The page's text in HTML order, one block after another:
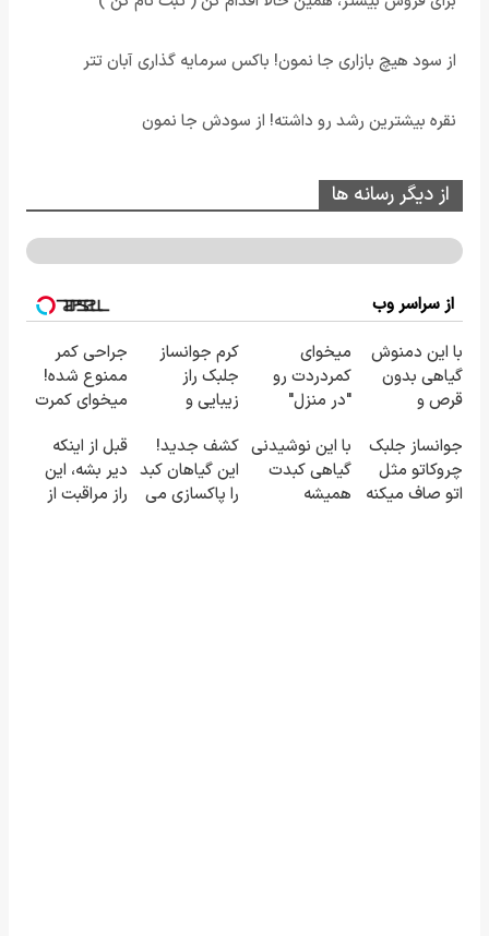
از سود هیچ بازاری جا نمون! باکس سرمایه گذاری آبان تتر
نقره بیشترین رشد رو داشته! از سودش جا نمون
از دیگر رسانه ها
از سراسر وب
با این دمنوش
گیاهی بدون
قرص و
شیمیایی کبدت
رو پاکسازی کن
میخوای
کمردردت رو
"در منزل"
(◂فیلم +
◂پرسش‌نامه)
کرم جوانساز
جلبک راز
زیبایی و
جراحی کمر
ممنوع شده!
میخوای کمرت
درمان کنی؟
((پرسش‌نامه))
جوانساز جلبک
چروکاتو مثل
اتو صاف میکنه
با این نوشیدنی
گیاهی کبدت
همیشه
کشف جدید!
این گیاهان کبد
را پاکسازی می
قبل از اینکه
دیر بشه، این
راز مراقبت از